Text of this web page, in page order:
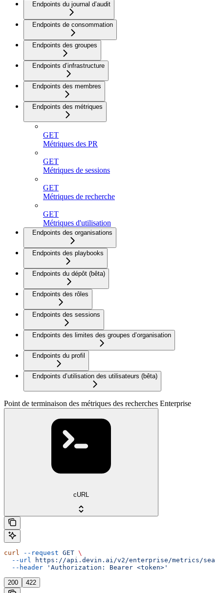
Endpoints du journal d’audit
Endpoints de consommation
Endpoints des groupes
Endpoints d’infrastructure
Endpoints des membres
Endpoints des métriques
GET
Métriques des PR
GET
Métriques de sessions
GET
Métriques de recherche
GET
Métriques d'utilisation
Endpoints des organisations
Endpoints des playbooks
Endpoints du dépôt (bêta)
Endpoints des rôles
Endpoints des sessions
Endpoints des limites des groupes d’organisation
Endpoints du profil
Endpoints d’utilisation des utilisateurs (bêta)
Point de terminaison des métriques des recherches Enterprise
cURL
curl --request GET \
  --url
https://api.devin.ai/v2/enterprise/metrics/
  --header
'Authorization: Bearer <token>'
200 422